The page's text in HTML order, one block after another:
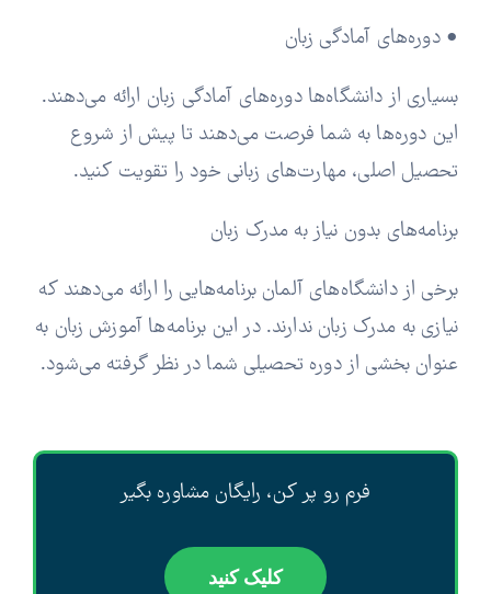
• دوره‌های آمادگی زبان
بسیاری از دانشگاه‌ها دوره‌های آمادگی زبان ارائه می‌دهند.
این دوره‌ها به شما فرصت می‌دهند تا پیش از شروع
تحصیل اصلی، مهارت‌های زبانی خود را تقویت کنید.
برنامه‌های بدون نیاز به مدرک زبان
برخی از دانشگاه‌های آلمان برنامه‌هایی را ارائه می‌دهند که
نیازی به مدرک زبان ندارند. در این برنامه‌ها آموزش زبان به
عنوان بخشی از دوره تحصیلی شما در نظر گرفته می‌شود.
فرم رو پر کن، رایگان مشاوره بگیر
کلیک کنید